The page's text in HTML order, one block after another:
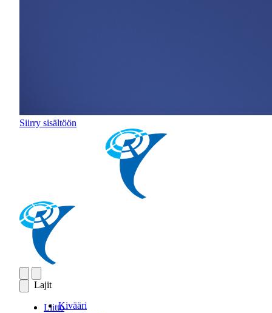
Siirry sisältöön
Lajit
Kivääri
Liitto